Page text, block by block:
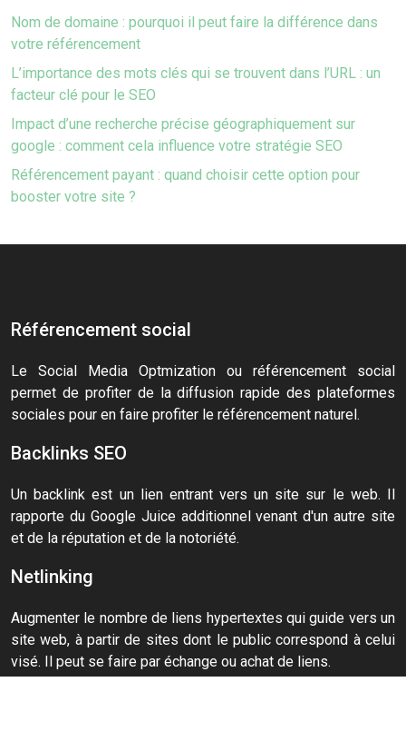
Nom de domaine : pourquoi il peut faire la différence dans
votre référencement
L’importance des mots clés qui se trouvent dans l’URL : un
facteur clé pour le SEO
Impact d’une recherche précise géographiquement sur
google : comment cela influence votre stratégie SEO
Référencement payant : quand choisir cette option pour
booster votre site ?
Référencement social
Le Social Media Optmization ou référencement social
permet de profiter de la diffusion rapide des plateformes
sociales pour en faire profiter le référencement naturel.
Backlinks SEO
Un backlink est un lien entrant vers un site sur le web. Il
rapporte du Google Juice additionnel venant d'un autre site
et de la réputation et de la notoriété.
Netlinking
Augmenter le nombre de liens hypertextes qui guide vers un
site web, à partir de sites dont le public correspond à celui
visé. Il peut se faire par échange ou achat de liens.